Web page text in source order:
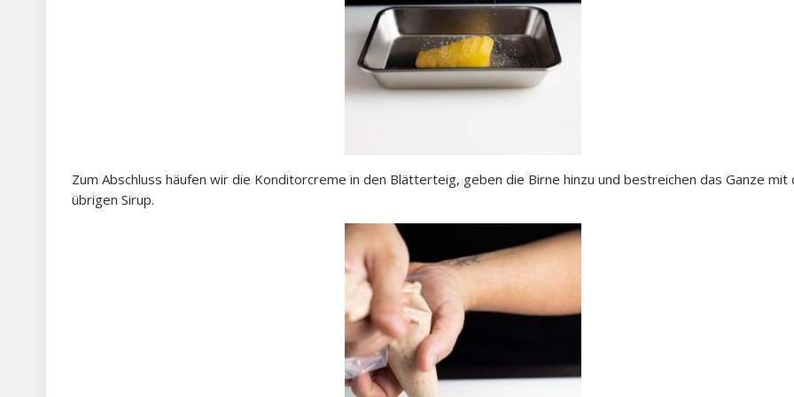
Zum Abschluss häufen wir die Konditorcreme in den Blätterteig, geben die Birne hinzu und bestreichen das Ganze mit
übrigen Sirup.